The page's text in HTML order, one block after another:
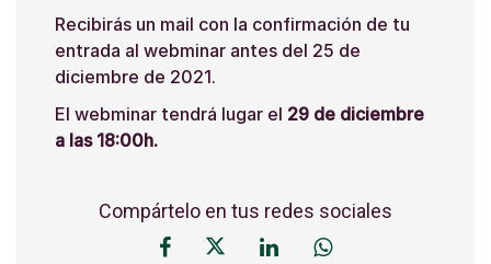
Recibirás un mail con la confirmación de tu
entrada al webminar antes del 25 de
diciembre de 2021.
El webminar tendrá lugar el 29 de diciembre
a las 18:00h.
Compártelo en tus redes sociales